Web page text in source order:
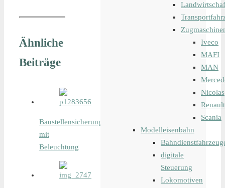
Ähnliche
Beiträge
Baustellensicherungsanhänger
mit
Beleuchtung
Iveco
MAFI
MAN
Nicolas
Renault
Scania
Modelleisenbahn
digitale
Steuerung
Lokomotiven